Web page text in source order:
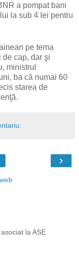
a pompat bani
la sub 4 lei pentru
pe tema
de cap, dar şi
ministrul
ba că numai 60
starea de
›
la ASE